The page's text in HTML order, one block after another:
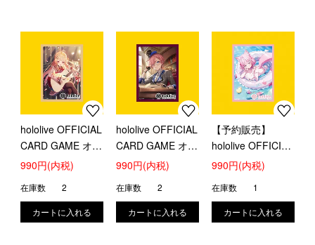
hololive OFFICIAL
CARD GAME オフ
ィシャルホロカス
奏』
990円(内税)
在庫数 2
hololive OFFICIAL
CARD GAME オフ
ィシャルホロカス
イ』
990円(内税)
在庫数 2
【予約販売】
hololive OFFICIAL
CARD GAME オフ
リーブ 『博衣こよ
り』
990円(内税)
在庫数 1